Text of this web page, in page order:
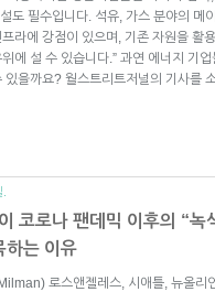
도 필수입니다. 석유, 가스 분야의 메
라에 강점이 있으며, 기존 자원을 활
에 설 수 있습니다.” 과연 에너지 기업
있을까요? 월스트리트저널의 기사를
코로나 팬데믹 이후의 “녹
하는 이유
로스앤젤레스, 시애틀, 뉴올리